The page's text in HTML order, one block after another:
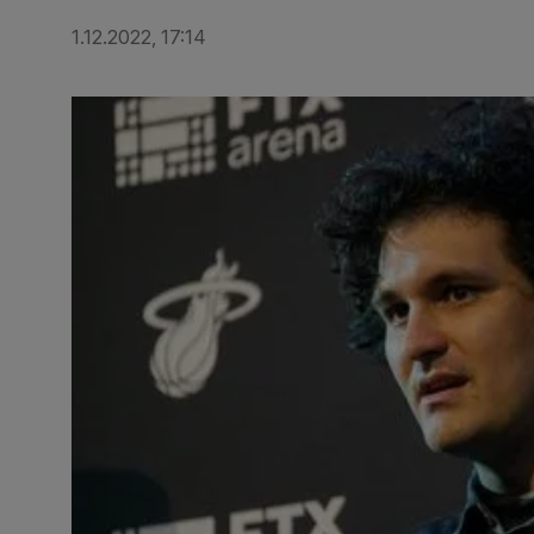
1.12.2022, 17:14